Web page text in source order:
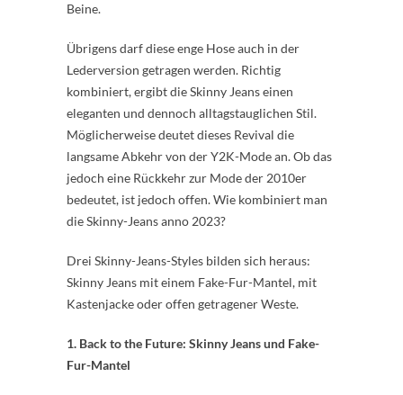
Beine.
Übrigens darf diese enge Hose auch in der
Lederversion getragen werden. Richtig
kombiniert, ergibt die Skinny Jeans einen
eleganten und dennoch alltagstauglichen Stil.
Möglicherweise deutet dieses Revival die
langsame Abkehr von der Y2K-Mode an. Ob das
jedoch eine Rückkehr zur Mode der 2010er
bedeutet, ist jedoch offen. Wie kombiniert man
die Skinny-Jeans anno 2023?
Drei Skinny-Jeans-Styles bilden sich heraus:
Skinny Jeans mit einem Fake-Fur-Mantel, mit
Kastenjacke oder offen getragener Weste.
1. Back to the Future: Skinny Jeans und Fake-
Fur-Mantel